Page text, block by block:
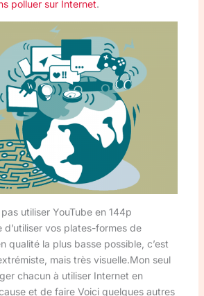
polluer sur Internet.
utiliser YouTube en 144p
d’utiliser vos plates-formes de
qualité la plus basse possible, c’est
mais très visuelle.Mon seul
chacun à utiliser Internet en
et de faire Voici quelques autres